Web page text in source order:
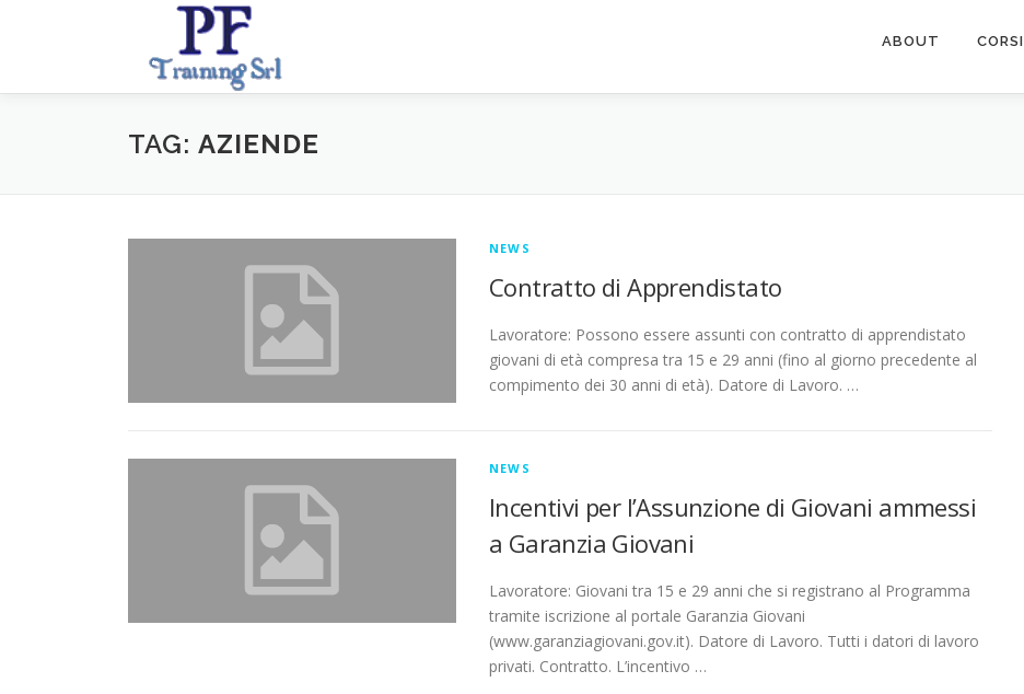
ABOUT CORSI
TAG: AZIENDE
NEWS
Contratto di Apprendistato
Lavoratore: Possono essere assunti con contratto di apprendistato
giovani di età compresa tra 15 e 29 anni (fino al giorno precedente al
compimento dei 30 anni di età). Datore di Lavoro. …
NEWS
Incentivi per l’Assunzione di Giovani ammessi
a Garanzia Giovani
Lavoratore: Giovani tra 15 e 29 anni che si registrano al Programma
tramite iscrizione al portale Garanzia Giovani
(www.garanziagiovani.gov.it). Datore di Lavoro. Tutti i datori di lavoro
privati. Contratto. L’incentivo …